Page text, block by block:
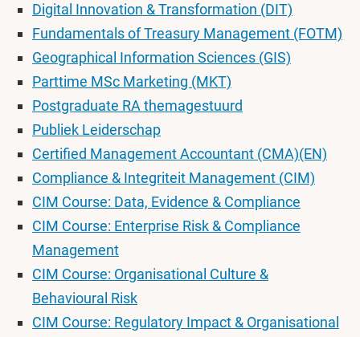
Digital Innovation & Transformation (DIT)
Fundamentals of Treasury Management (FOTM)
Geographical Information Sciences (GIS)
Parttime MSc Marketing (MKT)
Postgraduate RA themagestuurd
Publiek Leiderschap
Certified Management Accountant (CMA)(EN)
Compliance & Integriteit Management (CIM)
CIM Course: Data, Evidence & Compliance
CIM Course: Enterprise Risk & Compliance
Management
CIM Course: Organisational Culture &
Behavioural Risk
CIM Course: Regulatory Impact & Organisational